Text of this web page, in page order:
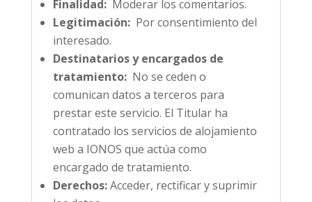
Finalidad:Moderar los comentarios.
Legitimación:Por consentimiento del
interesado.
Destinatarios y encargados de
tratamiento:No se ceden o
comunican datos a terceros para
prestar este servicio. El Titular ha
contratado los servicios de alojamiento
web a IONOS que actúa como
encargado de tratamiento.
Derechos:Acceder, rectificar y suprimir